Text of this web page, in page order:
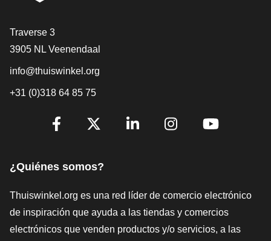
[_General:Contact]
Traverse 3
3905 NL Veenendaal
info@thuiswinkel.org
+31 (0)318 64 85 75
[_General:SocialMediaTitle]
¿Quiénes somos?
Thuiswinkel.org es una red líder de comercio electrónico
de inspiración que ayuda a las tiendas y comercios
electrónicos que venden productos y/o servicios, a las